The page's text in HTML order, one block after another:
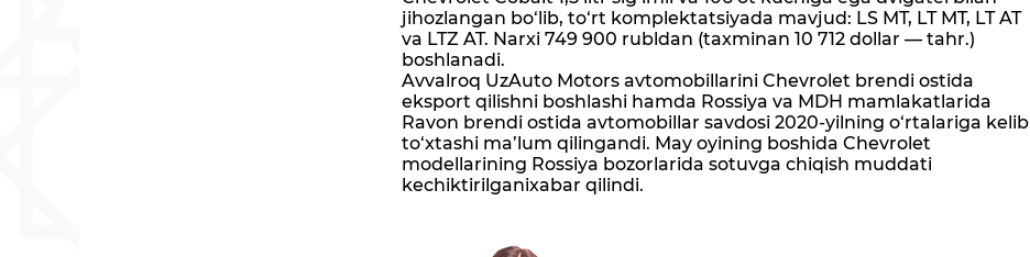
jihozlangan bo‘lib, to‘rt komplektatsiyada mavjud: LS MT, LT MT, LT AT
va LTZ AT. Narxi 749 900 rubldan (taxminan 10 712 dollar — tahr.)
boshlanadi.
Avvalroq UzAuto Motors avtomobillarini Chevrolet brendi ostida
eksport qilishni boshlashi hamda Rossiya va MDH mamlakatlarida
Ravon brendi ostida avtomobillar savdosi 2020-yilning o‘rtalariga kelib
to‘xtashi ma’lum qilingandi. May oyining boshida Chevrolet
modellarining Rossiya bozorlarida sotuvga chiqish muddati
kechiktirilganixabar qilindi.